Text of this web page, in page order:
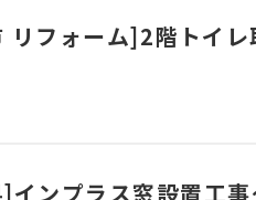
リフォーム]2階トイレ